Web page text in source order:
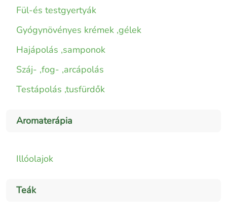
Fül-és testgyertyák
Gyógynövényes krémek ,gélek
Hajápolás ,samponok
Száj- ,fog- ,arcápolás
Testápolás ,tusfürdők
Aromaterápia
Illóolajok
Teák